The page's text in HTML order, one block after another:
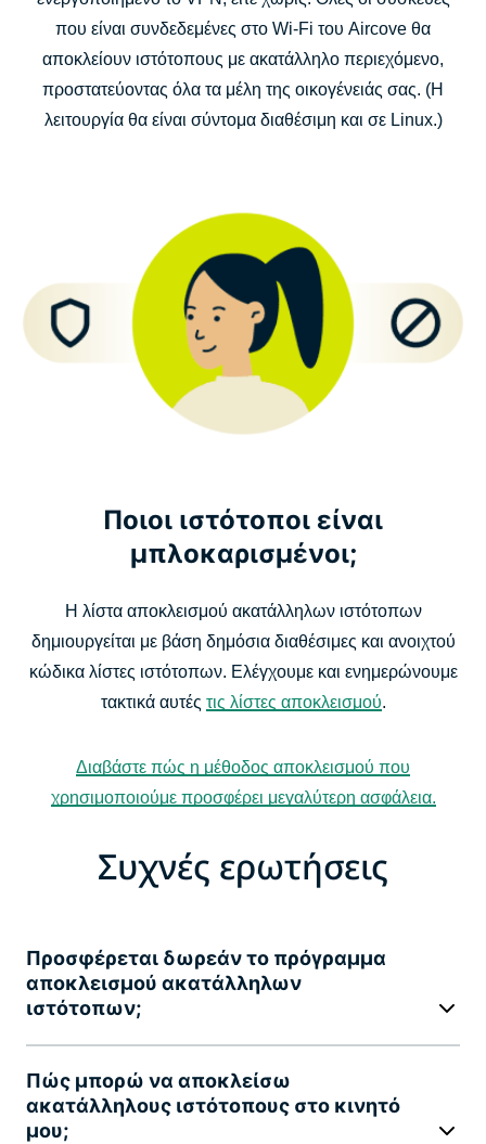
που είναι συνδεδεμένες στο Wi-Fi του Aircove θα
αποκλείουν ιστότοπους με ακατάλληλο περιεχόμενο,
προστατεύοντας όλα τα μέλη της οικογένειάς σας. (Η
λειτουργία θα είναι σύντομα διαθέσιμη και σε Linux.)
Ποιοι ιστότοποι είναι
μπλοκαρισμένοι;
Η λίστα αποκλεισμού ακατάλληλων ιστότοπων
δημιουργείται με βάση δημόσια διαθέσιμες και ανοιχτού
κώδικα λίστες ιστότοπων. Ελέγχουμε και ενημερώνουμε
τακτικά αυτές τις λίστες αποκλεισμού.
Διαβάστε πώς η μέθοδος αποκλεισμού που
χρησιμοποιούμε προσφέρει μεγαλύτερη ασφάλεια.
Συχνές ερωτήσεις
Προσφέρεται δωρεάν το πρόγραμμα
αποκλεισμού ακατάλληλων
ιστότοπων;
Πώς μπορώ να αποκλείσω
ακατάλληλους ιστότοπους στο κινητό
μου;